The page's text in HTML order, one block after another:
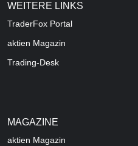
WEITERE LINKS
TraderFox Portal
aktien Magazin
Trading-Desk
MAGAZINE
aktien Magazin